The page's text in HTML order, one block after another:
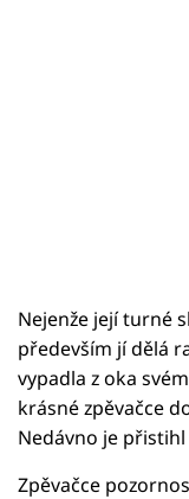
Nejenže její turné
především jí dělá
vypadla z oka
krásné zpěvačce
Nedávno je
Zpěvačce